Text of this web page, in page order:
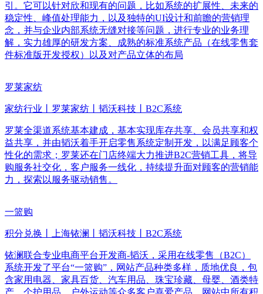
引。它可以针对欣和现有的问题，比如系统的扩展性、未来的
稳定性、峰值处理能力，以及独特的UI设计和前瞻的营销理
念，并与企业内部系统无缝对接等问题，进行专业的业务理
解，实力雄厚的研发方案、成熟的标准系统产品（在线零售套
件标准版开发授权）以及对产品立体的布局
罗莱家纺
家纺行业丨罗莱家纺丨韬沃科技丨B2C系统
罗莱全渠道系统基本建成，基本实现库存共享、会员共享和权
益共享，并由韬沃着手开启零售系统定制开发，以满足顾客个
性化的需求；罗莱还在门店终端大力推进B2C营销工具，将导
购服务社交化，客户服务一线化，持续提升面对顾客的营销能
力，探索以服务驱动销售。
一篮购
积分兑换丨上海铱澜丨韬沃科技丨B2C系统
铱澜联合专业电商平台开发商-韬沃，采用在线零售（B2C）
系统开发了平台“一篮购”，网站产品种类多样，质地优良，包
含家用电器、家具百货、汽车用品、珠宝珍藏、母婴、酒类特
产、个护用品、户外运动等众多客户喜爱产品。网站中所有积